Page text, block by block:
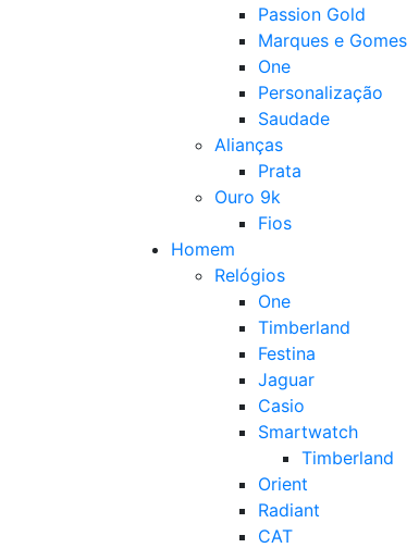
Passion Gold
Marques e Gomes
One
Personalização
Saudade
Alianças
Prata
Ouro 9k
Fios
Homem
Relógios
One
Timberland
Festina
Jaguar
Casio
Smartwatch
Timberland
Orient
Radiant
CAT